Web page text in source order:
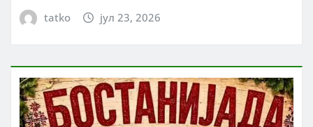
tatko јул 23, 2026